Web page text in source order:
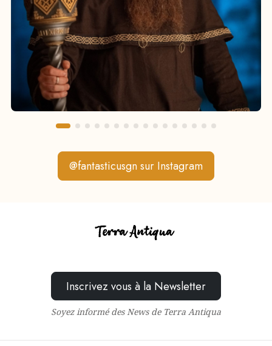
@fantasticusgn sur Instagram
Inscrivez vous à la Newsletter
Soyez informé des News de Terra Antiqua